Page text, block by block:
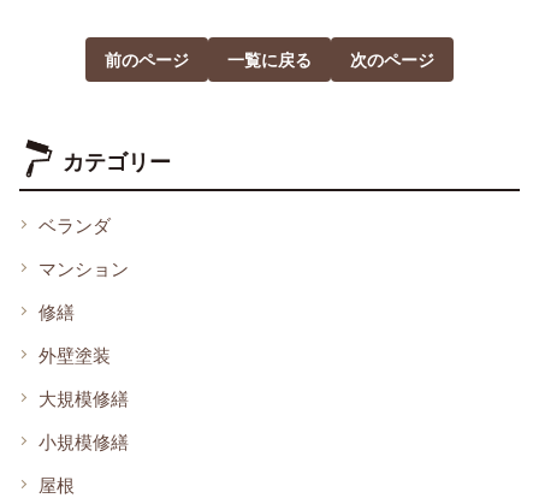
前のページ 一覧に戻る 次のページ
カテゴリー
ベランダ
マンション
修繕
外壁塗装
大規模修繕
小規模修繕
屋根